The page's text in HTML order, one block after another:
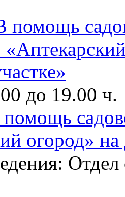
до 19.00 ч.
огород»
Отдел